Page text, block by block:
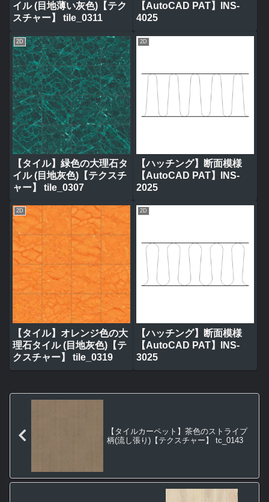
イル (目地薄い灰色)【テク
スチャー】 tile_0311
【AutoCAD PAT】INS-
4025
2D
【タイル】緑色の大理石タ
イル (目地灰色)【テクスチ
ャー】 tile_0307
2D
【ハッチング】断面模様
【AutoCAD PAT】INS-
2025
2D
【タイル】オレンジ色の大
理石タイル (目地灰色)【テ
クスチャー】 tile_0319
2D
【ハッチング】断面模様
【AutoCAD PAT】INS-
3025
【タイルカーペット】茶色のストライプ
柄(流し張り)【テクスチャー】 tc_0143